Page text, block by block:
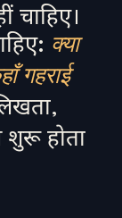
चाहिए।
क्या
गहराई
शुरू होता